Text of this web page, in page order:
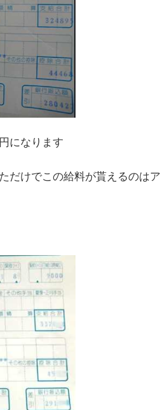
になります
だけでこの給料が貰えるのはア